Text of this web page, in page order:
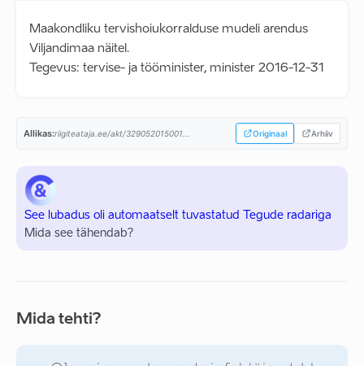
Maakondliku tervishoiukorralduse mudeli arendus
Viljandimaa näitel.
Tegevus: tervise- ja tööminister, minister 2016-12-31
Allikas:riigiteataja.ee/akt/329052015001... Originaal Arhiiv
See lubadus oli automaatselt tuvastatud Tegude radariga
Mida see tähendab?
Mida tehti?